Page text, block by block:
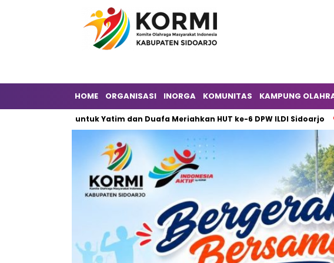
HOME ORGANISASI INORGA KOMUNITAS KAMPUNG
untuk Yatim dan Duafa Meriahkan HUT ke-6 DPW ILDI Sidoarjo